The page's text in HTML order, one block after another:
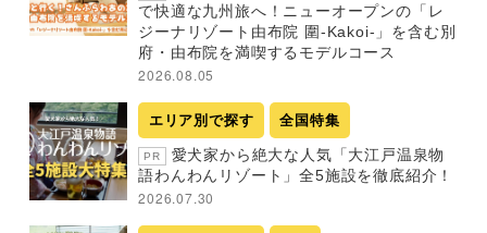
で快適な九州旅へ！ニューオープンの「レ
ジーナリゾート由布院 圍-Kakoi-」を含む別
府・由布院を満喫するモデルコース
2026.08.05
エリア別で探す 全国特集
PR
愛犬家から絶大な人気「大江戸温泉物
語わんわんリゾート」全5施設を徹底紹介！
2026.07.30